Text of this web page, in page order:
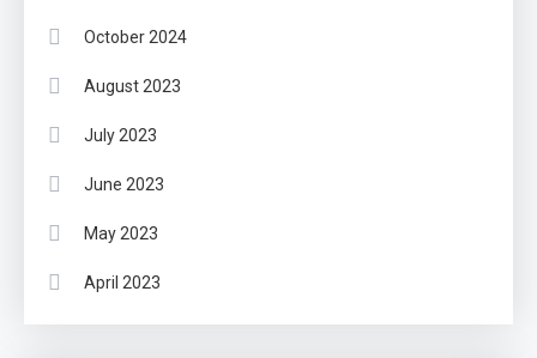
October 2024
August 2023
July 2023
June 2023
May 2023
April 2023